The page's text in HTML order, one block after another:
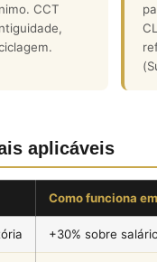
CCT
aplicáveis
Como funciona
+30% sobre